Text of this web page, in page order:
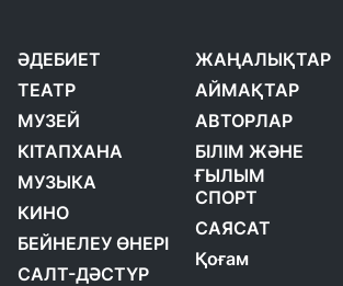
ӘДЕБИЕТ
ТЕАТР
МУЗЕЙ
КІТАПХАНА
МУЗЫКА
КИНО
БЕЙНЕЛЕУ ӨНЕРІ
САЛТ-ДӘСТҮР
ЖАҢАЛЫҚТАР
АЙМАҚТАР
АВТОРЛАР
БІЛІМ ЖӘНЕ
ҒЫЛЫМ
СПОРТ
САЯСАТ
Қоғам